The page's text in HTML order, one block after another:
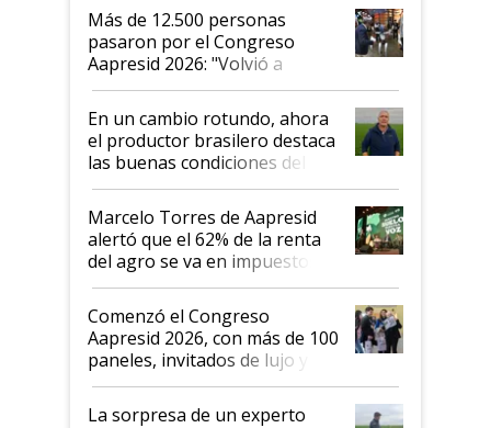
Más de 12.500 personas
pasaron por el Congreso
Aapresid 2026: "Volvió a
demostrar que hablar del
suelo es hablar de todo el
sistema productivo"
En un cambio rotundo, ahora
el productor brasilero destaca
las buenas condiciones del
agro argentino para invertir:
"Los veo más motivados"
Marcelo Torres de Aapresid
alertó que el 62% de la renta
del agro se va en impuestos:
"No es bueno que en
Argentina se sigan discutiendo
las mismas cosas de hace 50
años"
Comenzó el Congreso
Aapresid 2026, con más de 100
paneles, invitados de lujo y
todas las tendencias
La sorpresa de un experto